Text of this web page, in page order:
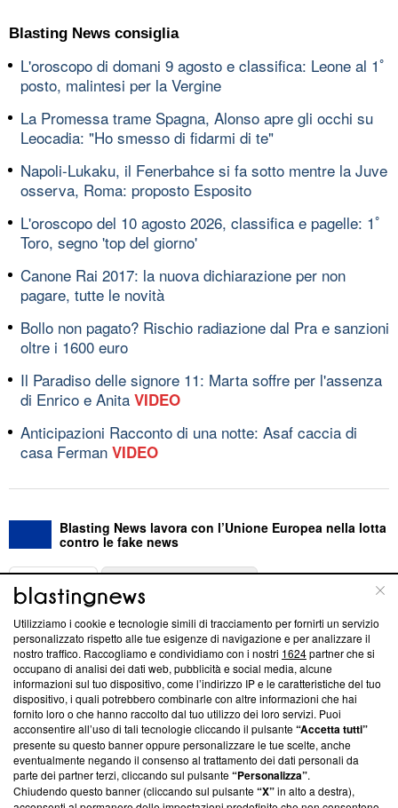
Blasting News consiglia
L'oroscopo di domani 9 agosto e classifica: Leone al 1ﾟ
posto, malintesi per la Vergine
La Promessa trame Spagna, Alonso apre gli occhi su
Leocadia: "Ho smesso di fidarmi di te"
Napoli-Lukaku, il Fenerbahce si fa sotto mentre la Juve
osserva, Roma: proposto Esposito
L'oroscopo del 10 agosto 2026, classifica e pagelle: 1ﾟ
Toro, segno 'top del giorno'
Canone Rai 2017: la nuova dichiarazione per non
pagare, tutte le novità
Bollo non pagato? Rischio radiazione dal Pra e sanzioni
oltre i 1600 euro
Il Paradiso delle signore 11: Marta soffre per l'assenza
di Enrico e Anita VIDEO
Anticipazioni Racconto di una notte: Asaf caccia di
casa Ferman VIDEO
Blasting News lavora con l’Unione Europea nella lotta
contro le fake news
ABOUT
Questa sezione offre informazioni trasparenti su Blasting
News, sui nostri processi editoriali e su come ci impegniamo a
creare news di qualità. Inoltre, afferma la nostra aderenza a
‘Trust Project - News with Integrity’Blasting News non è
ancora membro del programma, ma ha richiesto di farne
parte; Trust Project non ha ancora effettuato una verifica di
conformità agli standard.
Su di noi
Utilizziamo i cookie e tecnologie simili di tracciamento per fornirti un servizio
personalizzato rispetto alle tue esigenze di navigazione e per analizzare il
nostro traffico. Raccogliamo e condividiamo con i nostri 1624partner che si
occupano di analisi dei dati web, pubblicità e social media, alcune
informazioni sul tuo dispositivo, come l’indirizzo IP e le caratteristiche del tuo
dispositivo, i quali potrebbero combinarle con altre informazioni che hai
fornito loro o che hanno raccolto dal tuo utilizzo dei loro servizi. Puoi
acconsentire all’uso di tali tecnologie cliccando il pulsante“Accetta tutti”
presente su questo banner oppure personalizzare le tue scelte, anche
eventualmente negando il consenso al trattamento dei dati personali da
parte dei partner terzi, cliccando sul pulsante“Personalizza”.
Chiudendo questo banner (cliccando sul pulsante“X”in alto a destra),